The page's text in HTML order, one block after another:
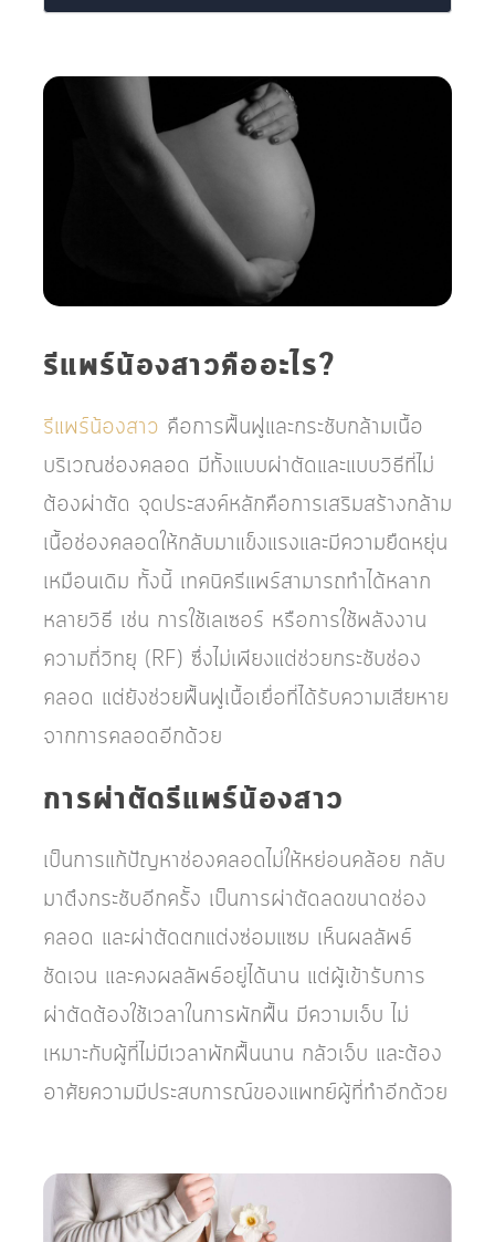
รีแพร์น้องสาวคืออะไร?
รีแพร์น้องสาว คือการฟื้นฟูและกระชับกล้ามเนื้อ
บริเวณช่องคลอด มีทั้งแบบผ่าตัดและแบบวิธีที่ไม่
ต้องผ่าตัด จุดประสงค์หลักคือการเสริมสร้างกล้าม
เนื้อช่องคลอดให้กลับมาแข็งแรงและมีความยืดหยุ่น
เหมือนเดิม ทั้งนี้ เทคนิครีแพร์สามารถทำได้หลาก
หลายวิธี เช่น การใช้เลเซอร์ หรือการใช้พลังงาน
ความถี่วิทยุ (RF) ซึ่งไม่เพียงแต่ช่วยกระชับช่อง
คลอด แต่ยังช่วยฟื้นฟูเนื้อเยื่อที่ได้รับความเสียหาย
จากการคลอดอีกด้วย
การผ่าตัดรีแพร์น้องสาว
เป็นการแก้ปัญหาช่องคลอดไม่ให้หย่อนคล้อย กลับ
มาตึงกระชับอีกครั้ง เป็นการผ่าตัดลดขนาดช่อง
คลอด และผ่าตัดตกแต่งซ่อมแซม เห็นผลลัพธ์
ชัดเจน และคงผลลัพธ์อยู่ได้นาน แต่ผู้เข้ารับการ
ผ่าตัดต้องใช้เวลาในการพักฟื้น มีความเจ็บ ไม่
เหมาะกับผู้ที่ไม่มีเวลาพักฟื้นนาน กลัวเจ็บ และต้อง
อาศัยความมีประสบการณ์ของแพทย์ผู้ที่ทำอีกด้วย